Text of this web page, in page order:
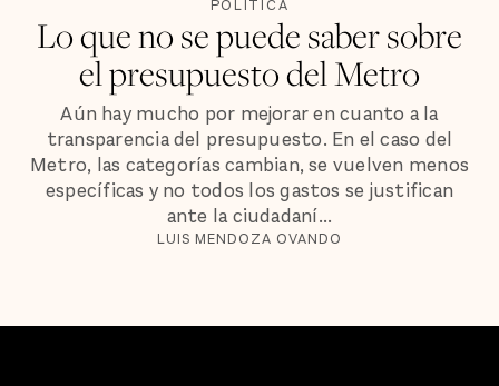
POLÍTICA
Lo que no se puede saber sobre
el presupuesto del Metro
Aún hay mucho por mejorar en cuanto a la
transparencia del presupuesto. En el caso del
Metro, las categorías cambian, se vuelven menos
específicas y no todos los gastos se justifican
ante la ciudadaní...
LUIS MENDOZA OVANDO